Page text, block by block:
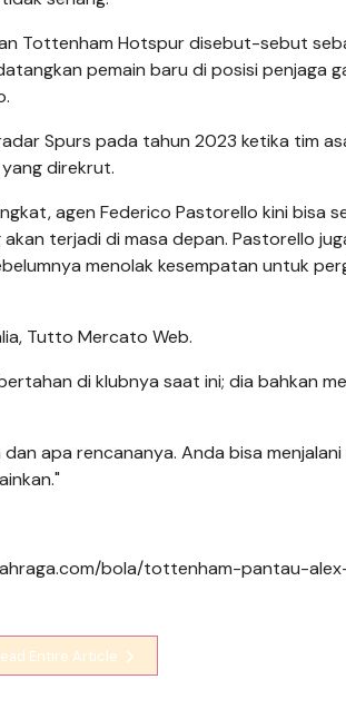
Tottenham Hotspur disebut-sebut
pemain baru di posisi penjaga
Spurs pada tahun 2023 ketika tim
direkrut.
agen Federico Pastorello kini bisa
terjadi di masa depan. Pastorello
menolak kesempatan untuk
Tutto Mercato Web.
di klubnya saat ini; dia bahkan
apa rencananya. Anda bisa
bola/tottenham-pantau-
Entire Article